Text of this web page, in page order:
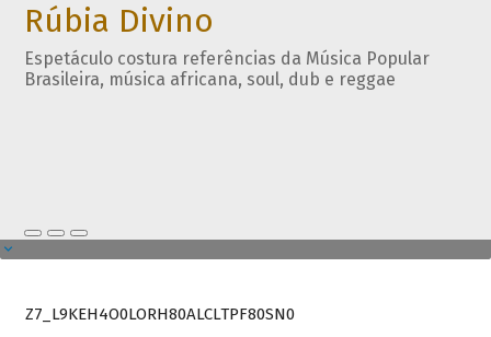
Rúbia Divino
Espetáculo costura referências da Música Popular
Brasileira, música africana, soul, dub e reggae
Z7_L9KEH4O0LORH80ALCLTPF80SN0